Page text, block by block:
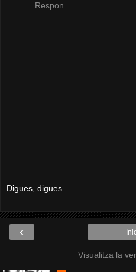
Respon
Digues, digues...
‹
Visualitza la